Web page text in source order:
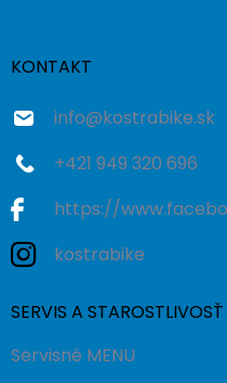
KONTAKT
info@kostrabike.sk
+421 949 320 696
https://
kostrabike
SERVIS A STAROSTLIVOSŤ
Servisné MENU